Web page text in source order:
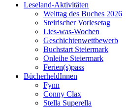
Leseland-Aktivitäten
Welttag des Buches 2026
Steirischer Vorlesetag
Lies-was-Wochen
Geschichtenwettbewerb
Buchstart Steiermark
Onleihe Steiermark
Ferien(s)pass
BücherheldInnen
Fynn
Conny Clax
Stella Superella